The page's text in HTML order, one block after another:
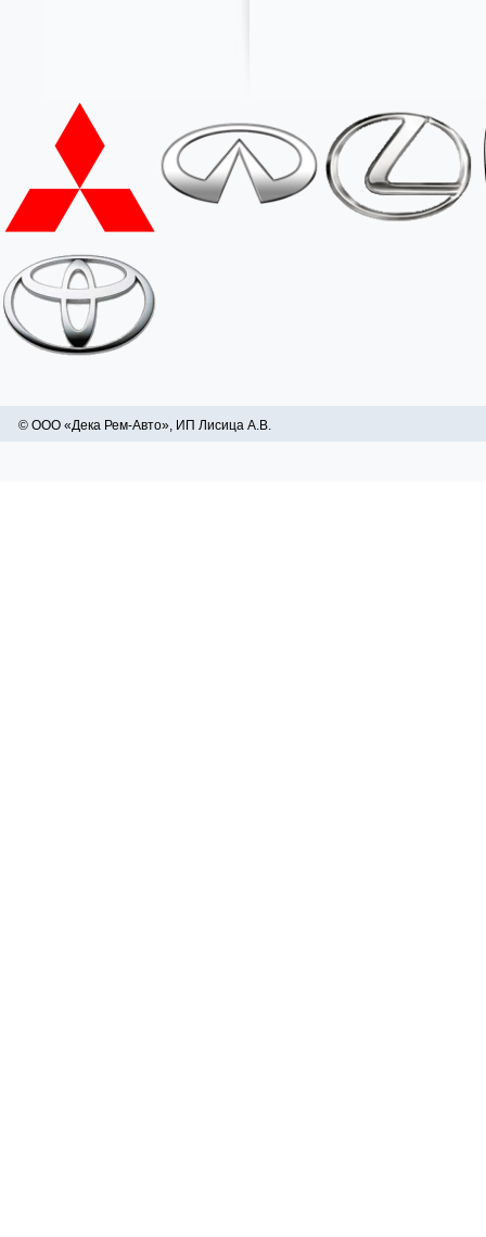
© ООО «Дека Рем-Авто», ИП Лисица А.В.